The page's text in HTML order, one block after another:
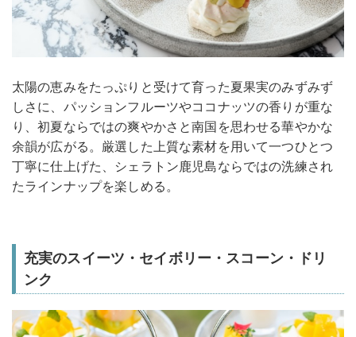
太陽の恵みをたっぷりと受けて育った夏果実のみずみず
しさに、パッションフルーツやココナッツの香りが重な
り、初夏ならではの爽やかさと南国を思わせる華やかな
余韻が広がる。厳選した上質な素材を用いて一つひとつ
丁寧に仕上げた、シェラトン鹿児島ならではの洗練され
たラインナップを楽しめる。
充実のスイーツ・セイボリー・スコーン・ドリ
ンク